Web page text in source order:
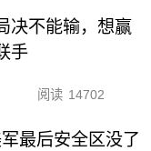
决不能输，想赢
手
阅读 14702
最后安全区没了